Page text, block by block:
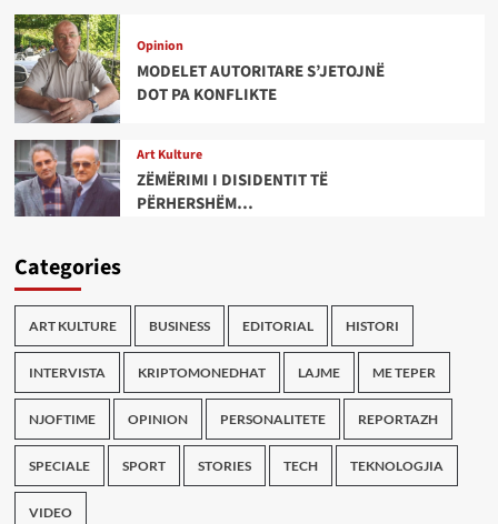
Opinion
MODELET AUTORITARE S’JETOJNË
DOT PA KONFLIKTE
Art Kulture
ZËMËRIMI I DISIDENTIT TË
PËRHERSHËM…
Categories
ART KULTURE BUSINESS EDITORIAL HISTORI
INTERVISTA KRIPTOMONEDHAT LAJME ME TEPER
NJOFTIME OPINION PERSONALITETE REPORTAZH
SPECIALE SPORT STORIES TECH TEKNOLOGJIA
VIDEO